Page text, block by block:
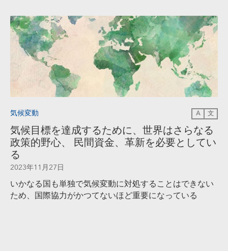
気候変動 A 文
気候目標を達成するために、世界はさらなる
政策的野心、 民間資金、革新を必要としてい
る
2023年11月27日
いかなる国も単独で気候変動に対処することはできない
ため、国際協力がかつてないほど重要になっている